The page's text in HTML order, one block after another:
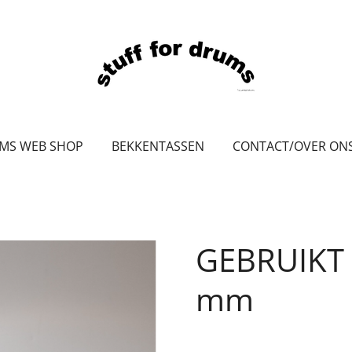
WEB SHOP BEKKENTASSEN CONTACT/OVER
mm